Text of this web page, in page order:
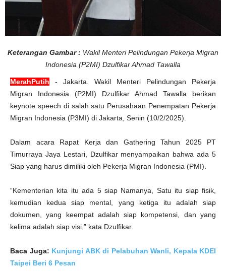
Keterangan Gambar : Wakil Menteri Pelindungan Pekerja Migran
Indonesia (P2MI) Dzulfikar Ahmad Tawalla
MerahPutih - Jakarta. Wakil Menteri Pelindungan Pekerja
Migran Indonesia (P2MI) Dzulfikar Ahmad Tawalla berikan
keynote speech di salah satu Perusahaan Penempatan Pekerja
Migran Indonesia (P3MI) di Jakarta, Senin (10/2/2025).
Dalam acara Rapat Kerja dan Gathering Tahun 2025 PT
Timurraya Jaya Lestari, Dzulfikar menyampaikan bahwa ada 5
Siap yang harus dimiliki oleh Pekerja Migran Indonesia (PMI).
“Kementerian kita itu ada 5 siap Namanya, Satu itu siap fisik,
kemudian kedua siap mental, yang ketiga itu adalah siap
dokumen, yang keempat adalah siap kompetensi, dan yang
kelima adalah siap visi,” kata Dzulfikar.
Baca Juga: Kunjungi ABK di Pelabuhan Wanli, Kepala KDEI
Taipei Beri 6 Pesan